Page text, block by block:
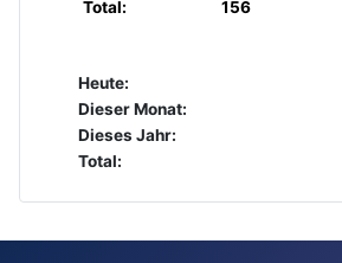
Total: 156
Heute:
Dieser Monat:
Dieses Jahr:
Total: